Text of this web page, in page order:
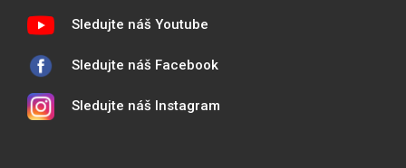
Sledujte náš Youtube
Sledujte náš Facebook
Sledujte náš Instagram